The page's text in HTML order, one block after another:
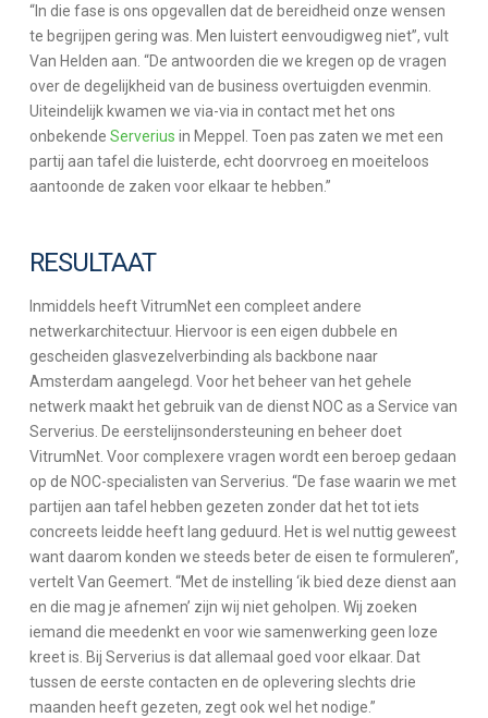
“In die fase is ons opgevallen dat de bereidheid onze wensen
te begrijpen gering was. Men luistert eenvoudigweg niet”, vult
Van Helden aan. “De antwoorden die we kregen op de vragen
over de degelijkheid van de business overtuigden evenmin.
Uiteindelijk kwamen we via-via in contact met het ons
onbekende Serverius in Meppel. Toen pas zaten we met een
partij aan tafel die luisterde, echt doorvroeg en moeiteloos
aantoonde de zaken voor elkaar te hebben.”
RESULTAAT
Inmiddels heeft VitrumNet een compleet andere
netwerkarchitectuur. Hiervoor is een eigen dubbele en
gescheiden glasvezelverbinding als backbone naar
Amsterdam aangelegd. Voor het beheer van het gehele
netwerk maakt het gebruik van de dienst NOC as a Service van
Serverius. De eerstelijnsondersteuning en beheer doet
VitrumNet. Voor complexere vragen wordt een beroep gedaan
op de NOC-specialisten van Serverius. “De fase waarin we met
partijen aan tafel hebben gezeten zonder dat het tot iets
concreets leidde heeft lang geduurd. Het is wel nuttig geweest
want daarom konden we steeds beter de eisen te formuleren”,
vertelt Van Geemert. “Met de instelling ‘ik bied deze dienst aan
en die mag je afnemen’ zijn wij niet geholpen. Wij zoeken
iemand die meedenkt en voor wie samenwerking geen loze
kreet is. Bij Serverius is dat allemaal goed voor elkaar. Dat
tussen de eerste contacten en de oplevering slechts drie
maanden heeft gezeten, zegt ook wel het nodige.”